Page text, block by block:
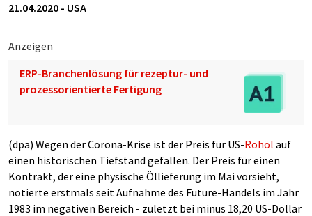
21.04.2020 - USA
Anzeigen
ERP-Branchenlösung für rezeptur- und
prozessorientierte Fertigung
(dpa) Wegen der Corona-Krise ist der Preis für US-Rohöl auf
einen historischen Tiefstand gefallen. Der Preis für einen
Kontrakt, der eine physische Öllieferung im Mai vorsieht,
notierte erstmals seit Aufnahme des Future-Handels im Jahr
1983 im negativen Bereich - zuletzt bei minus 18,20 US-Dollar